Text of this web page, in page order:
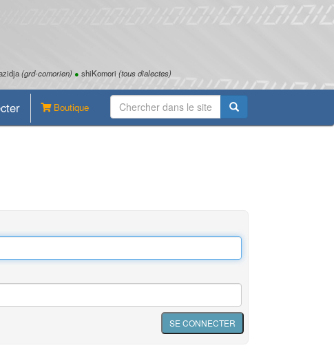
(grd-comorien) ● shiKomori (tous dialectes)
Boutique